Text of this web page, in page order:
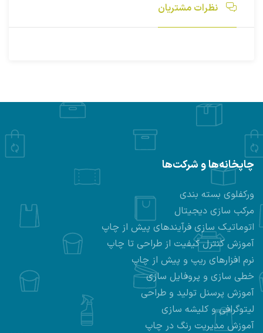
نظرات مشتریان
چاپخانه‌ها و شرکت‌ها
ورکفلوی بسته بندی
مرکب سازی دیجیتال
اتوماتیک سازی فرآیندهای پیش از چاپ
آموزش کنترل کیفیت از طراحی تا چاپ
نرم افزارهای ریپ و پیش از چاپ
خطی سازی و پروفایل سازی
آموزش پرسنل تولید و طراحی
لیتوگرافی و کلیشه سازی
آموزش مدیریت رنگ در چاپ